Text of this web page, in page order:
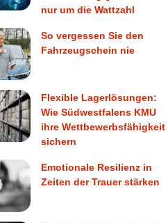
nur um die Wattzahl
So vergessen Sie den
Fahrzeugschein nie
Flexible Lagerlösungen:
Wie Südwestfalens KMU
ihre Wettbewerbsfähigkeit
sichern
Emotionale Resilienz in
Zeiten der Trauer stärken